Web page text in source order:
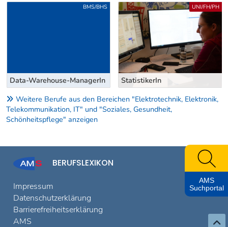
Uber weitere Berufsvorschläge
Data-Warehouse-ManagerIn
BMS/BHS
StatistikerIn
UNI/FH/PH
Weitere Berufe aus den Bereichen "Elektrotechnik, Elektronik,
Telekommunikation, IT" und "Soziales, Gesundheit,
Schönheitspflege" anzeigen
BERUFSLEXIKON
Impressum
Datenschutzerklärung
Barrierefreiheitserklärung
AMS
AMS
Suchportal